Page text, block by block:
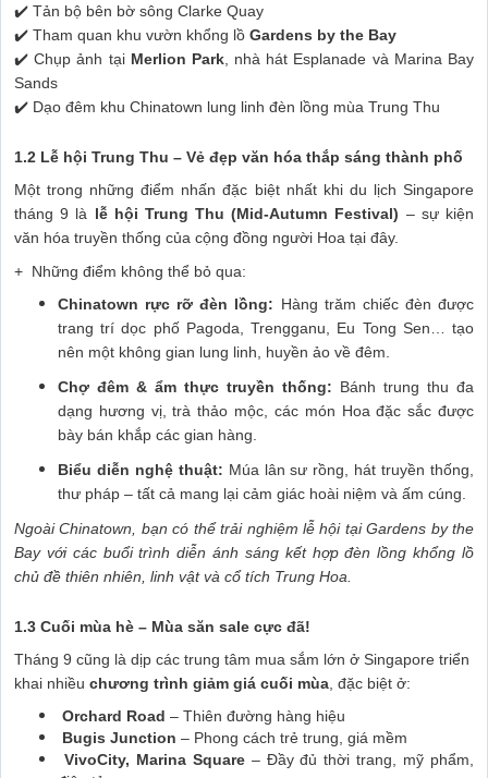
✔️ Tản bộ bên bờ sông Clarke Quay
✔️ Tham quan khu vườn khổng lồ Gardens by the Bay
✔️ Chụp ảnh tại Merlion Park, nhà hát Esplanade và Marina Bay
Sands
✔️ Dạo đêm khu Chinatown lung linh đèn lồng mùa Trung Thu
1.2 Lễ hội Trung Thu – Vẻ đẹp văn hóa thắp sáng thành phố
Một trong những điểm nhấn đặc biệt nhất khi du lịch Singapore
tháng 9 là lễ hội Trung Thu (Mid-Autumn Festival) – sự kiện
văn hóa truyền thống của cộng đồng người Hoa tại đây.
+ Những điểm không thể bỏ qua:
Chinatown rực rỡ đèn lồng: Hàng trăm chiếc đèn được
trang trí dọc phố Pagoda, Trengganu, Eu Tong Sen… tạo
nên một không gian lung linh, huyền ảo về đêm.
Chợ đêm & ẩm thực truyền thống: Bánh trung thu đa
dạng hương vị, trà thảo mộc, các món Hoa đặc sắc được
bày bán khắp các gian hàng.
Biểu diễn nghệ thuật: Múa lân sư rồng, hát truyền thống,
thư pháp – tất cả mang lại cảm giác hoài niệm và ấm cúng.
Ngoài Chinatown, bạn có thể trải nghiệm lễ hội tại Gardens by the
Bay với các buổi trình diễn ánh sáng kết hợp đèn lồng khổng lồ
chủ đề thiên nhiên, linh vật và cổ tích Trung Hoa.
1.3 Cuối mùa hè – Mùa săn sale cực đã!
Tháng 9 cũng là dịp các trung tâm mua sắm lớn ở Singapore triển
khai nhiều chương trình giảm giá cuối mùa , đặc biệt ở:
Orchard Road – Thiên đường hàng hiệu
Bugis Junction – Phong cách trẻ trung, giá mềm
VivoCity, Marina Square– Đầy đủ thời trang, mỹ phẩm,